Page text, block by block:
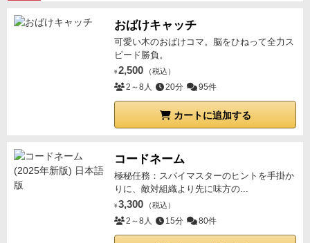
おばけキャッチ
可愛い木のおばけコマ。脳をひねって全力ス
ピード勝負。
¥ 2,500 （税込）
2～8人 20分 95件
カートに追加する
コードネーム
極秘任務：スパイマスターのヒントを手掛か
りに、敵対組織より先に味方の...
¥ 3,300 （税込）
2～8人 15分 80件